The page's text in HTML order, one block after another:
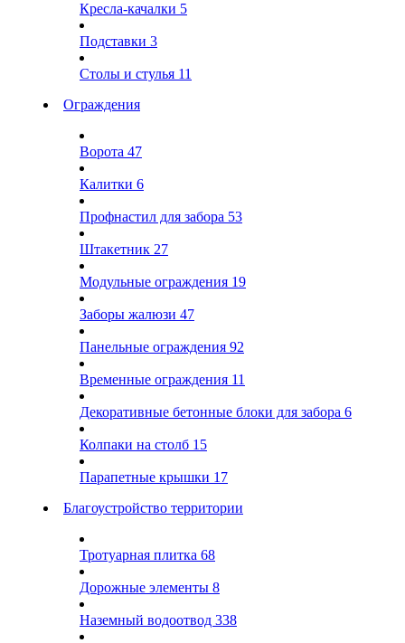
Кресла-качалки 5
Подставки 3
Столы и стулья 11
Ограждения
Ворота 47
Калитки 6
Профнастил для забора 53
Штакетник 27
Модульные ограждения 19
Заборы жалюзи 47
Панельные ограждения 92
Временные ограждения 11
Декоративные бетонные блоки для забора 6
Колпаки на столб 15
Парапетные крышки 17
Благоустройство территории
Тротуарная плитка 68
Дорожные элементы 8
Наземный водоотвод 338